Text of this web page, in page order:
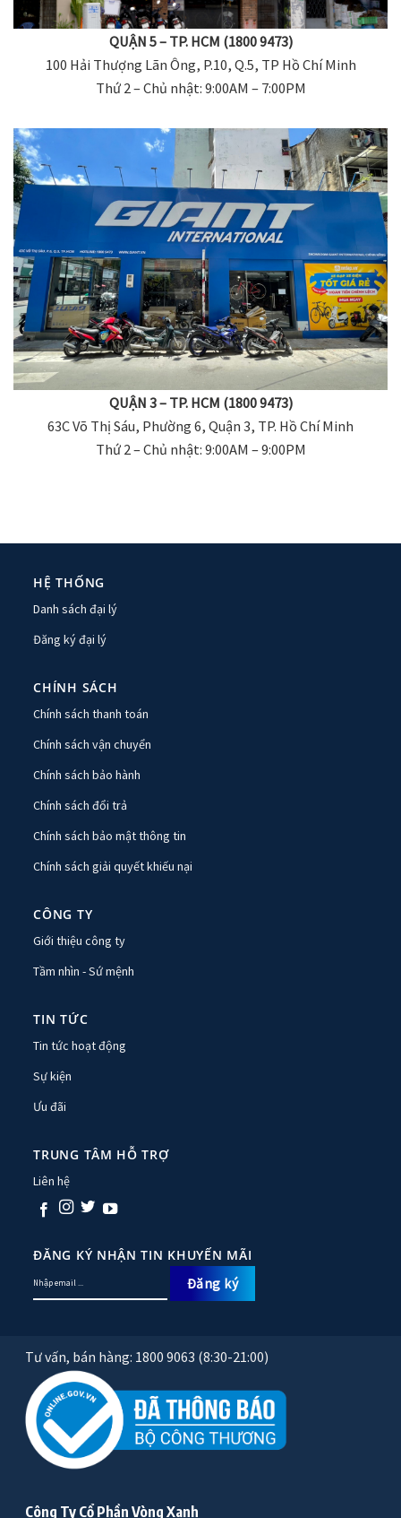
QUẬN 5 – TP. HCM (1800 9473)
100 Hải Thượng Lãn Ông, P.10, Q.5, TP Hồ Chí Minh
Thứ 2 – Chủ nhật: 9:00AM – 7:00PM
QUẬN 3 – TP. HCM (1800 9473)
63C Võ Thị Sáu, Phường 6, Quận 3, TP. Hồ Chí Minh
Thứ 2 – Chủ nhật: 9:00AM – 9:00PM
HỆ THỐNG
Danh sách đại lý
Đăng ký đại lý
CHÍNH SÁCH
Chính sách thanh toán
Chính sách vận chuyển
Chính sách bảo hành
Chính sách đổi trả
Chính sách bảo mật thông tin
Chính sách giải quyết khiếu nại
CÔNG TY
Giới thiệu công ty
Tầm nhìn - Sứ mệnh
TIN TỨC
Tin tức hoạt động
Sự kiện
Ưu đãi
TRUNG TÂM HỖ TRỢ
Liên hệ
ĐĂNG KÝ NHẬN TIN KHUYẾN MÃI
Tư vấn, bán hàng: 1800 9063 (8:30-21:00)
Công Ty Cổ Phần Vòng Xanh